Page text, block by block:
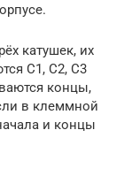
катушек, их
С1, С2, С3
концы,
в клеммной
и концы